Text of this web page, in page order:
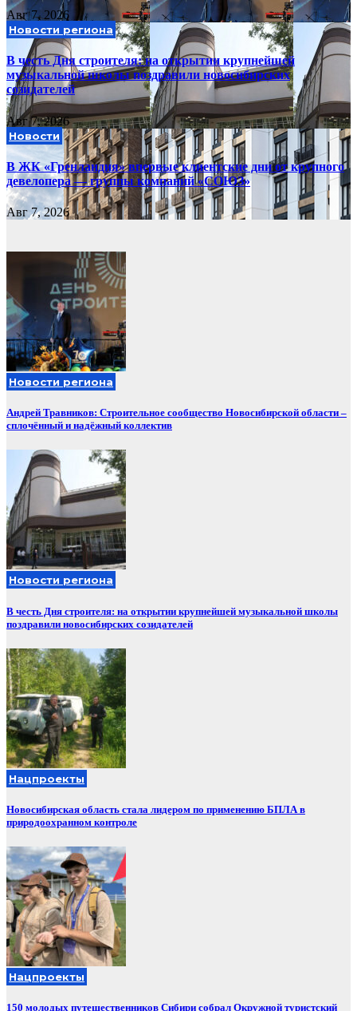
Авг 7, 2026
Новости региона
В честь Дня строителя: на открытии крупнейшей
музыкальной школы поздравили новосибирских
созидателей
Авг 7, 2026
Новости
В ЖК «Гренландия» впервые клиентские дни от крупного
девелопера — группы компаний «СОЮЗ»
Авг 7, 2026
Новости региона
Андрей Травников: Строительное сообщество Новосибирской области –
сплочённый и надёжный коллектив
Новости региона
В честь Дня строителя: на открытии крупнейшей музыкальной школы
поздравили новосибирских созидателей
Нацпроекты
Новосибирская область стала лидером по применению БПЛА в
природоохранном контроле
Нацпроекты
150 молодых путешественников Сибири собрал Окружной туристский